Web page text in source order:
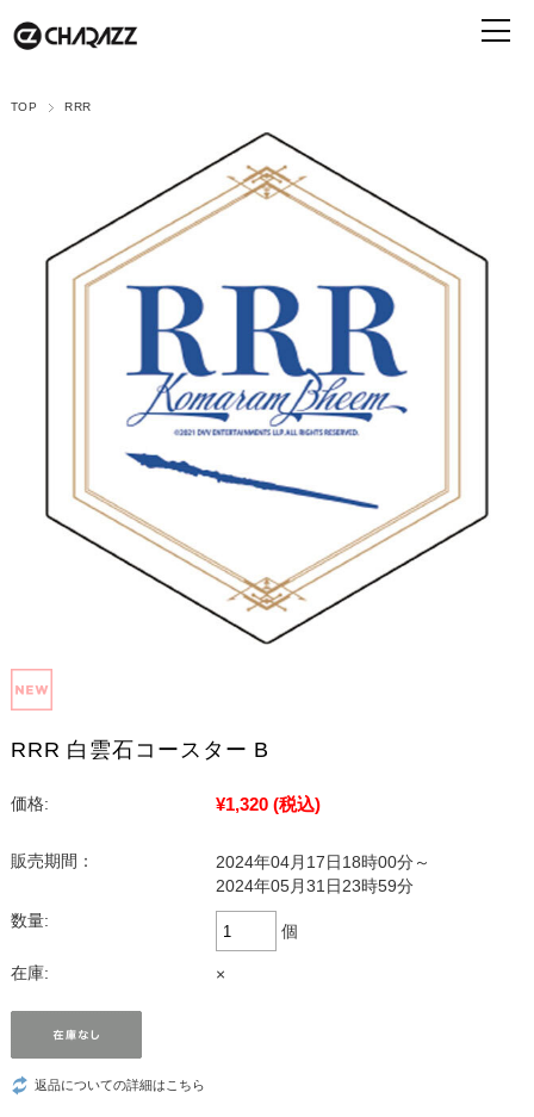
TOP RRR
RRR 白雲石コースター B
価格: ¥1,320 (税込)
販売期間：
2024年04月17日18時00分～
2024年05月31日23時59分
数量:
個
在庫: ×
返品についての詳細はこちら